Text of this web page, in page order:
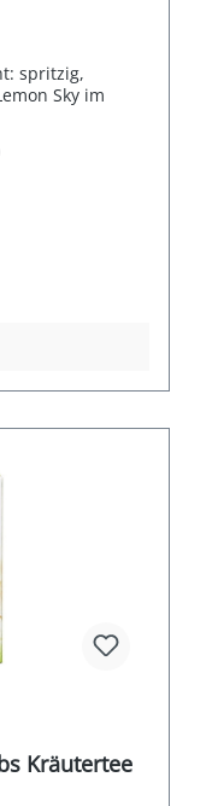
spritzig,
Sky im
Kräutertee